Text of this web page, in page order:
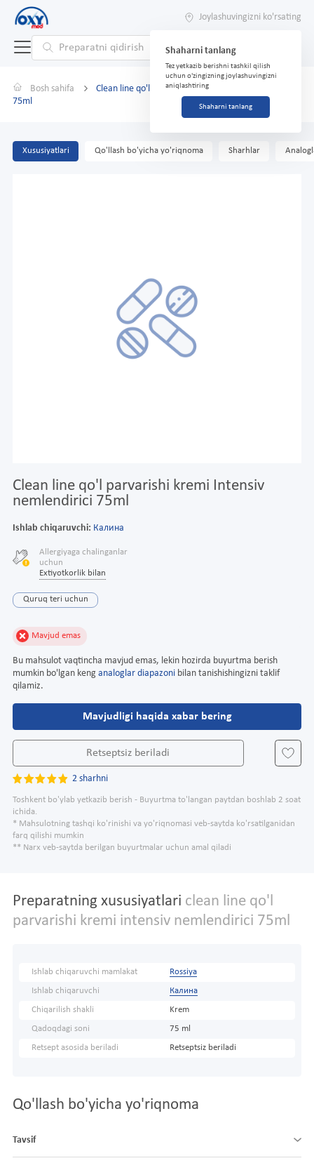
Joylashuvingizni ko'rsating
Shaharni tanlang
Tez yetkazib berishni tashkil qilish
uchun o'zingizning joylashuvingizni
aniqlashtiring
Shaharni tanlang
Bosh sahifa
Clean line qo'l parvarishi kremi Intensiv nemlendirici
75ml
Xususiyatlari Qo'llash bo'yicha yo'riqnoma Sharhlar
Clean line qo'l parvarishi kremi Intensiv
nemlendirici 75ml
Ishlab chiqaruvchi: Калина
Allergiyaga chalinganlar
uchun
Extiyotkorlik bilan
Quruq teri uchun
Mavjud emas
Bu mahsulot vaqtincha mavjud emas, lekin hozirda buyurtma berish
mumkin bo'lgan keng analoglar diapazoni bilan tanishishingizni taklif
qilamiz.
Mavjudligi haqida xabar bering
Retseptsiz beriladi
2 sharhni
Toshkent bo'ylab yetkazib berish - Buyurtma to'langan paytdan boshlab 2 soat
ichida.
* Mahsulotning tashqi ko'rinishi va yo'riqnomasi veb-saytda ko'rsatilganidan
farq qilishi mumkin
** Narx veb-saytda berilgan buyurtmalar uchun amal qiladi
Preparatning xususiyatlari clean line qo'l
parvarishi kremi intensiv nemlendirici 75ml
Ishlab chiqaruvchi mamlakat Rossiya
Ishlab chiqaruvchi Калина
Chiqarilish shakli Krem
Qadoqdagi soni 75 ml
Retsept asosida beriladi Retseptsiz beriladi
Qo'llash bo'yicha yo'riqnoma
Tavsif